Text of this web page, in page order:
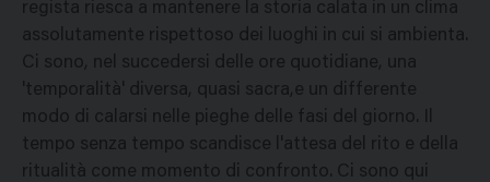
regista riesca a mantenere la storia calata in un clima
assolutamente rispettoso dei luoghi in cui si ambienta.
Ci sono, nel succedersi delle ore quotidiane, una
'temporalità' diversa, quasi sacra,e un differente
modo di calarsi nelle pieghe delle fasi del giorno. Il
tempo senza tempo scandisce l'attesa del rito e della
ritualità come momento di confronto. Ci sono qui